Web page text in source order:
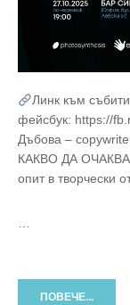
Линк към
фейсбук: https://
Дъбова –
КАКВО ДА
опит в творчески
…
ПОВЕЧЕ...